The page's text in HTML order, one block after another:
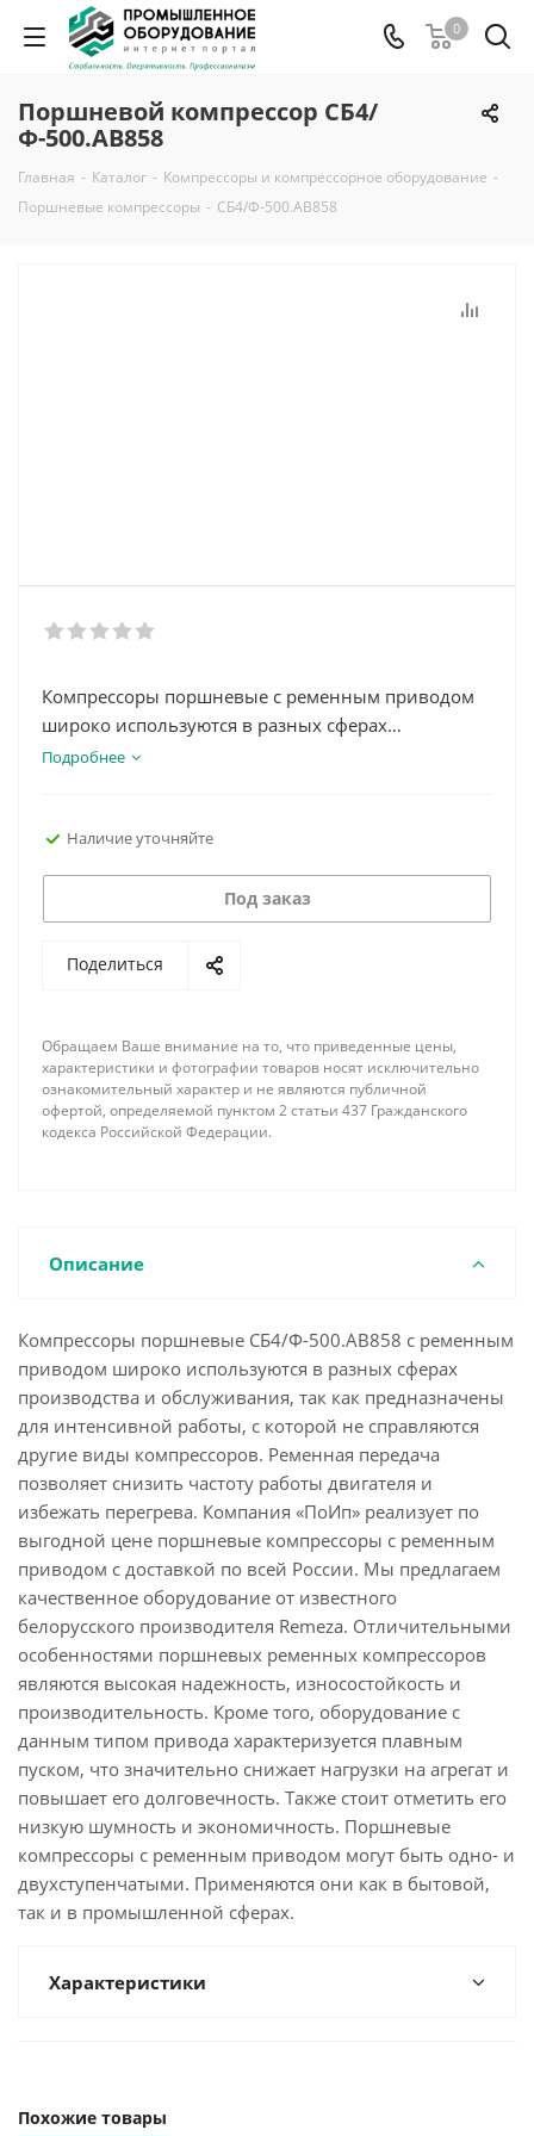
0
Поршневой компрессор СБ4/
Ф-500.АВ858
Главная - Каталог - Компрессоры и компрессорное оборудование -
Поршневые компрессоры - СБ4/Ф-500.АВ858
Компрессоры поршневые с ременным приводом
широко используются в разных сферах
производства и обслуживания, так как
компрессоров. Ременная передача позволяет
Подробнее
Наличие уточняйте
Под заказ
Поделиться
Обращаем Ваше внимание на то, что приведенные цены,
характеристики и фотографии товаров носят исключительно
ознакомительный характер и не являются публичной
офертой, определяемой пунктом 2 статьи 437 Гражданского
кодекса Российской Федерации.
Описание
Компрессоры поршневые СБ4/Ф-500.АВ858 с ременным
приводом широко используются в разных сферах
производства и обслуживания, так как предназначены
для интенсивной работы, с которой не справляются
другие виды компрессоров. Ременная передача
позволяет снизить частоту работы двигателя и
избежать перегрева. Компания «ПоИп» реализует по
выгодной цене поршневые компрессоры с ременным
приводом с доставкой по всей России. Мы предлагаем
качественное оборудование от известного
белорусского производителя Remeza. Отличительными
особенностями поршневых ременных компрессоров
являются высокая надежность, износостойкость и
производительность. Кроме того, оборудование с
данным типом привода характеризуется плавным
пуском, что значительно снижает нагрузки на агрегат и
повышает его долговечность. Также стоит отметить его
низкую шумность и экономичность. Поршневые
компрессоры с ременным приводом могут быть одно- и
двухступенчатыми. Применяются они как в бытовой,
так и в промышленной сферах.
Характеристики
Похожие товары